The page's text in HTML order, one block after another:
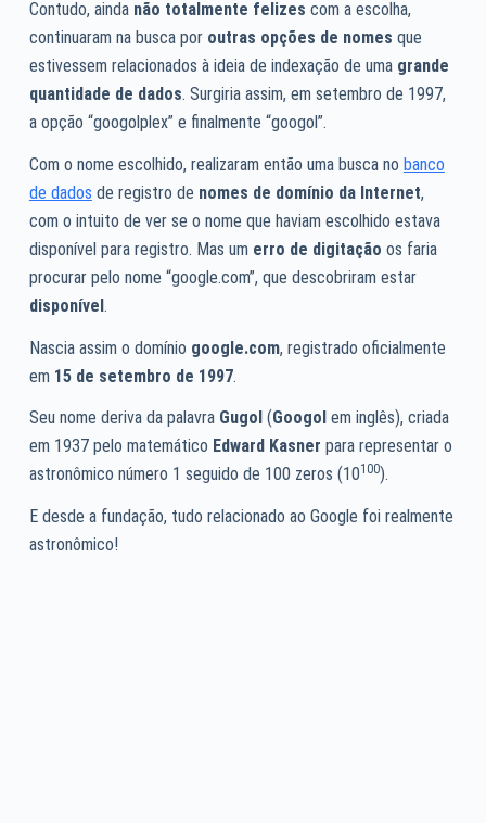
Contudo, ainda não totalmente felizes com a escolha,
continuaram na busca por outras opções de nomes que
estivessem relacionados à ideia de indexação de uma grande
quantidade de dados. Surgiria assim, em setembro de 1997,
a opção “googolplex” e finalmente “googol”.
Com o nome escolhido, realizaram então uma busca no banco
de dados de registro de nomes de domínio da Internet,
com o intuito de ver se o nome que haviam escolhido estava
disponível para registro. Mas um erro de digitação os faria
procurar pelo nome “google.com”, que descobriram estar
disponível.
Nascia assim o domínio google.com, registrado oficialmente
em 15 de setembro de 1997.
Seu nome deriva da palavra Gugol (Googol em inglês), criada
em 1937 pelo matemático Edward Kasner para representar o
astronômico número 1 seguido de 100 zeros (10100).
E desde a fundação, tudo relacionado ao Google foi realmente
astronômico!